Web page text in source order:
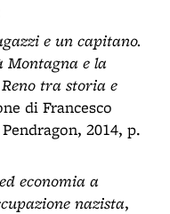
e un capitano.
Montagna e la
tra storia e
di Francesco
2014, p.
economia a
nazista,